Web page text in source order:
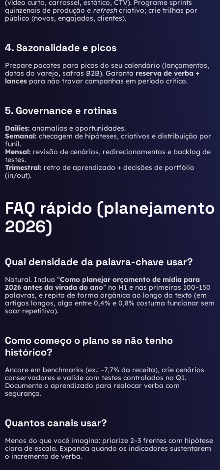
(vídeo curto, carrossel, estático, CTV). Programe sprints
quinzenais de produção e refreshcriativo; crie trilhas por
público (novos, engajados, clientes).
4. Sazonalidade e picos
Prepare pacotes para picos do seu calendário (lançamentos,
datas do varejo, safras B2B). Garanta reserva de verba +
lances para não travar campanhas em período crítico.
5. Governance e rotinas
Dailies: anomalias e oportunidades.
Semanal: checagem de hipóteses, criativos e distribuição por
funil.
Mensal: revisão de cenários, redirecionamentos e backlog de
testes.
Trimestral: retro de aprendizado + decisões de portfólio
(in/out).
FAQ rápido (planejamento
2026)
Qual densidade da palavra-chave usar?
Natural. Inclua “Como planejar orçamento de mídia para
2026 antes da virada do ano” no H1 e nas primeiras 100–150
palavras, e repita de forma orgânica ao longo do texto (em
artigos longos, algo entre 0,4% e 0,8% costuma funcionar sem
soar repetitivo).
Como começo o plano se não tenho
histórico?
Ancore em benchmarks (ex.: ~7,7% da receita), crie cenários
conservadores e valide com testes controlados no Q1.
Documente o aprendizado para realocar verba com
segurança.
Quantos canais usar?
Menos do que você imagina: priorize 2–3 frentes com hipótese
clara de escala. Expanda quando os indicadores sustentarem
o incremento de verba.